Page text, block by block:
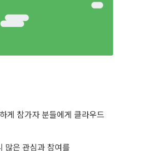
게 참가자 분들에게 클라우드
많은 관심과 참여를